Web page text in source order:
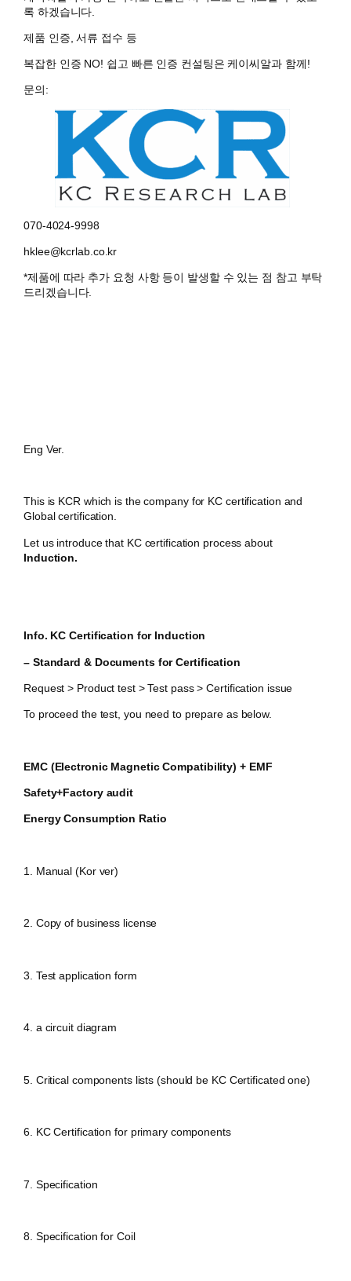
록 하겠습니다.
제품 인증, 서류 접수 등
복잡한 인증 NO! 쉽고 빠른 인증 컨설팅은 케이씨알과 함께!
문의:
070-4024-9998
hklee@kcrlab.co.kr
*제품에 따라 추가 요청 사항 등이 발생할 수 있는 점 참고 부탁
드리겠습니다.
Eng Ver.
This is KCR which is the company for KC certification and
Global certification.
Let us introduce that KC certification process about
Induction.
Info. KC Certification for Induction
– Standard & Documents for Certification
Request > Product test > Test pass > Certification issue
To proceed the test, you need to prepare as below.
EMC (Electronic Magnetic Compatibility) + EMF
Safety+Factory audit
Energy Consumption Ratio
1. Manual (Kor ver)
2. Copy of business license
3. Test application form
4. a circuit diagram
5. Critical components lists (should be KC Certificated one)
6. KC Certification for primary components
7. Specification
8. Specification for Coil